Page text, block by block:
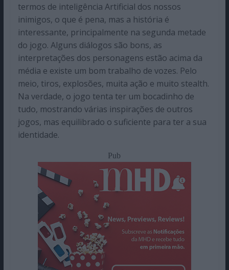
termos de inteligência Artificial dos nossos
inimigos, o que é pena, mas a história é
interessante, principalmente na segunda metade
do jogo. Alguns diálogos são bons, as
interpretações dos personagens estão acima da
média e existe um bom trabalho de vozes. Pelo
meio, tiros, explosões, muita ação e muito stealth.
Na verdade, o jogo tenta ter um bocadinho de
tudo, mostrando várias inspirações de outros
jogos, mas equilibrado o suficiente para ter a sua
identidade.
Pub